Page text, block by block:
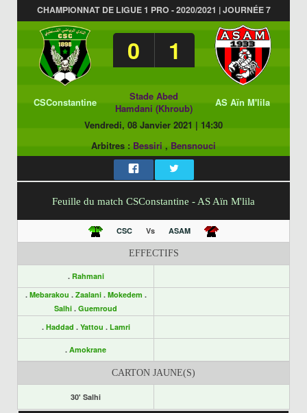
CHAMPIONNAT DE LIGUE 1 PRO - 2020/2021 | JOURNÉE 7
0 1
CSConstantine
Stade Abed
Hamdani (Khroub)
AS Aïn M'lila
Vendredi, 08 Janvier 2021 | 14:30
Arbitres : Bessiri , Bensnouci
Feuille du match CSConstantine - AS Aïn M'lila
CSC Vs ASAM
EFFECTIFS
. Rahmani
. Mebarakou . Zaalani . Mokedem .
Salhi . Guemroud
. Haddad . Yattou . Lamri
. Amokrane
CARTON JAUNE(S)
30' Salhi